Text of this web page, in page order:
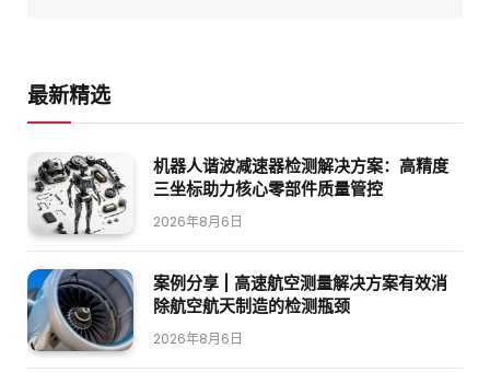
最新精选
机器人谐波减速器检测解决方案：高精度
三坐标助力核心零部件质量管控
2026年8月6日
案例分享 | 高速航空测量解决方案有效消
除航空航天制造的检测瓶颈
2026年8月6日